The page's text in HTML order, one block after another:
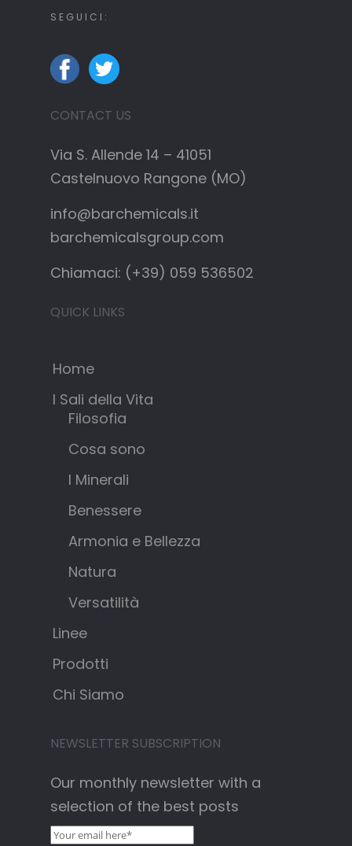
SEGUICI:
CONTACT US
Via S. Allende 14 – 41051
Castelnuovo Rangone (MO)
info@barchemicals.it
barchemicalsgroup.com
Chiamaci: (+39) 059 536502
QUICK LINKS
Home
I Sali della Vita
Filosofia
Cosa sono
I Minerali
Benessere
Armonia e Bellezza
Natura
Versatilità
Linee
Prodotti
Chi Siamo
NEWSLETTER SUBSCRIPTION
Our monthly newsletter with a
selection of the best posts